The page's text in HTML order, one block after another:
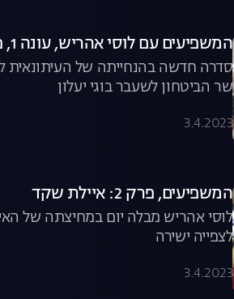
המשפיעים עם לוסי אהריש, עונה 1, פרק 1: בוגי יעלון
סדרה חדשה בהנחייתה של
שר הביטחון לשעבר בוגי יעלון
3.4.2023
המשפיעים, פרק 2: איילת שקד
לוסי אהריש מבלה יום במחיצתה של
לצפייה ישירה
3.4.2023